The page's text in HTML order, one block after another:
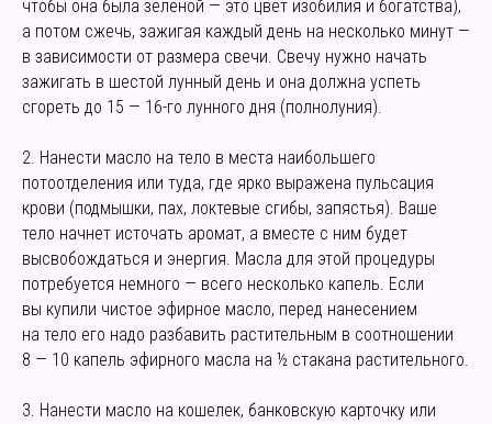
чтобы она была зеленой — это цвет изобилия и богатства),
а потом сжечь, зажигая каждый день на несколько минут —
в зависимости от размера свечи. Свечу нужно начать
зажигать в шестой лунный день и она должна успеть
сгореть до 15 — 16-го лунного дня (полнолуния).
2. Нанести масло на тело в места наибольшего
потоотделения или туда, где ярко выражена пульсация
крови (подмышки, пах, локтевые сгибы, запястья). Ваше
тело начнет источать аромат, а вместе с ним будет
высвобождаться и энергия. Масла для этой процедуры
потребуется немного — всего несколько капель. Если
вы купили чистое эфирное масло, перед нанесением
на тело его надо разбавить растительным в соотношении
8 — 10 капель эфирного масла на ½ стакана растительного.
3. Нанести масло на кошелек, банковскую карточку или